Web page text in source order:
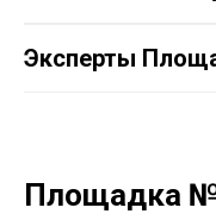
Эксперты
Площадка